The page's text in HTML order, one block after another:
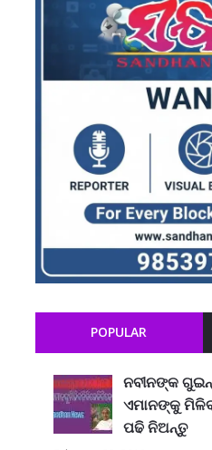
POPULAR
ନବୀନଙ୍କ
ଏମାନଙ୍କୁ
ପଢି ନିଅନ୍ତୁ